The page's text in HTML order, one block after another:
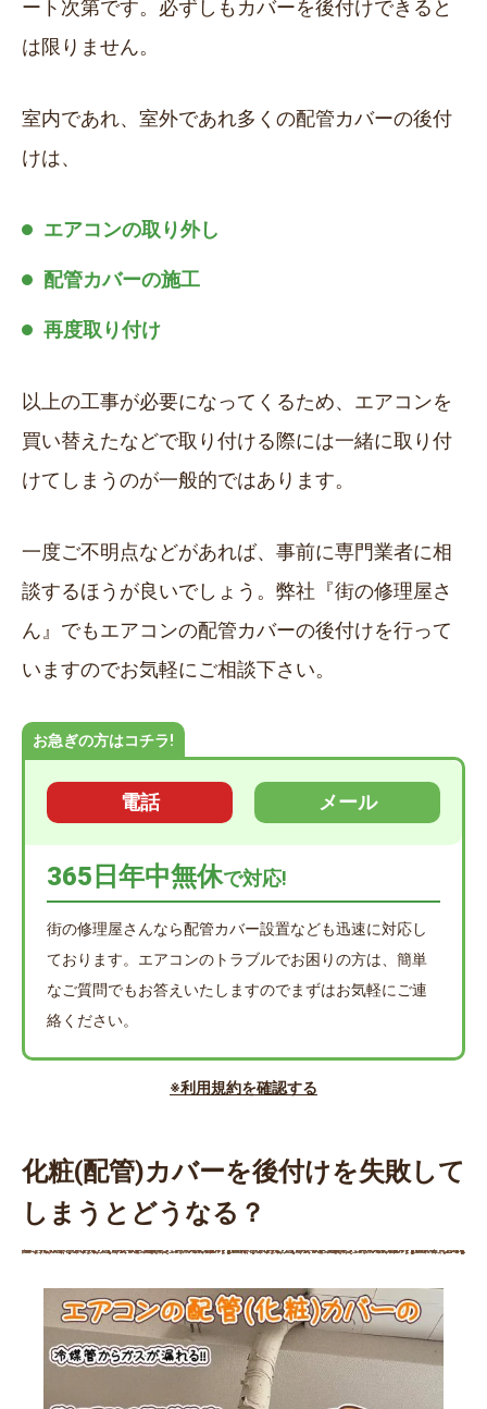
ート次第です。必ずしもカバーを後付けできると
は限りません。
室内であれ、室外であれ多くの配管カバーの後付
けは、
エアコンの取り外し
配管カバーの施工
再度取り付け
以上の工事が必要になってくるため、エアコンを
買い替えたなどで取り付ける際には一緒に取り付
けてしまうのが一般的ではあります。
一度ご不明点などがあれば、事前に専門業者に相
談するほうが良いでしょう。弊社『街の修理屋さ
ん』でもエアコンの配管カバーの後付けを行って
いますのでお気軽にご相談下さい。
お急ぎの方はコチラ!
365日年中無休で対応!
街の修理屋さんなら配管カバー設置なども迅速に対応し
ております。エアコンのトラブルでお困りの方は、簡単
なご質問でもお答えいたしますのでまずはお気軽にご連
絡ください。
電話 メール
※利用規約を確認する
化粧(配管)カバーを後付けを失敗して
しまうとどうなる？